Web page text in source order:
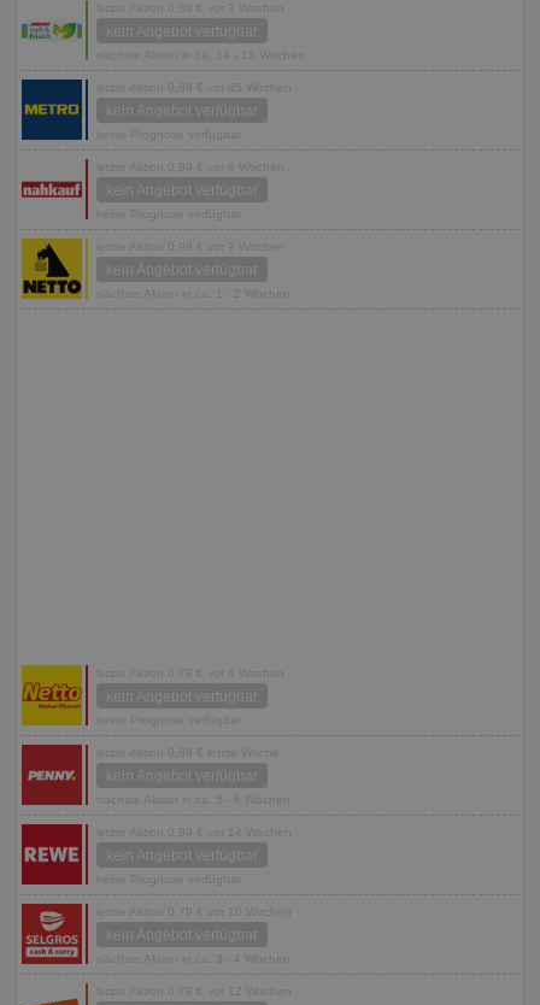
letzte Aktion 0,89 € vor 3 Wochen
kein Angebot verfügbar
nächste Aktion in ca. 14 - 15 Wochen
letzte Aktion 0,89 € vor 65 Wochen
kein Angebot verfügbar
keine Prognose verfügbar
letzte Aktion 0,89 € vor 6 Wochen
kein Angebot verfügbar
keine Prognose verfügbar
letzte Aktion 0,99 € vor 9 Wochen
kein Angebot verfügbar
nächste Aktion in ca. 1 - 2 Wochen
letzte Aktion 0,79 € vor 4 Wochen
kein Angebot verfügbar
keine Prognose verfügbar
letzte Aktion 0,89 € letzte Woche
kein Angebot verfügbar
nächste Aktion in ca. 5 - 6 Wochen
letzte Aktion 0,89 € vor 14 Wochen
kein Angebot verfügbar
keine Prognose verfügbar
letzte Aktion 0,79 € vor 10 Wochen
kein Angebot verfügbar
nächste Aktion in ca. 3 - 4 Wochen
letzte Aktion 0,79 € vor 12 Wochen